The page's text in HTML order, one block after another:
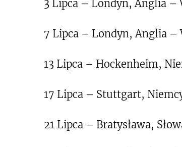
3 Lipca – Londyn, Anglia –
7 Lipca – Londyn, Anglia –
13 Lipca – Hockenheim,
17 Lipca – Stuttgart,
21 Lipca – Bratysława,